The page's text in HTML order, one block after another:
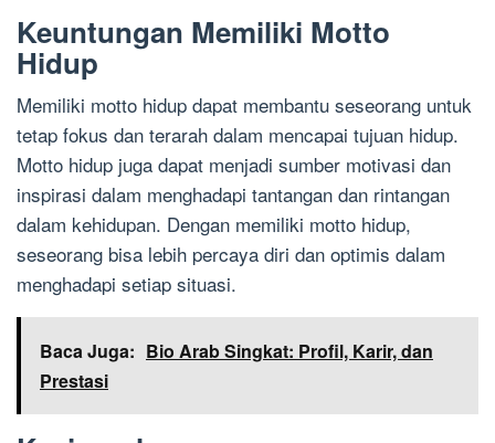
Keuntungan Memiliki Motto
Hidup
Memiliki motto hidup dapat membantu seseorang untuk
tetap fokus dan terarah dalam mencapai tujuan hidup.
Motto hidup juga dapat menjadi sumber motivasi dan
inspirasi dalam menghadapi tantangan dan rintangan
dalam kehidupan. Dengan memiliki motto hidup,
seseorang bisa lebih percaya diri dan optimis dalam
menghadapi setiap situasi.
Baca Juga: Bio Arab Singkat: Profil, Karir, dan
Prestasi